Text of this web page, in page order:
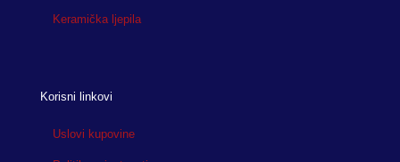
Keramička ljepila
Korisni linkovi
Uslovi kupovine